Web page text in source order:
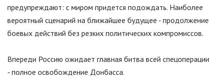
предупреждают: с миром придется подождать. Наиболее
вероятный сценарий на ближайшее будущее - продолжение
боевых действий без резких политических компромиссов.
Впереди Россию ожидает главная битва всей спецоперации
- полное освобождение Донбасса.